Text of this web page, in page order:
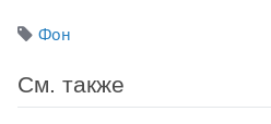
Фон
См. также